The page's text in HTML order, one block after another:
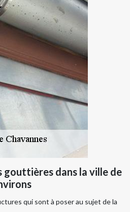
gouttières dans la ville de
qui sont à poser au sujet de la